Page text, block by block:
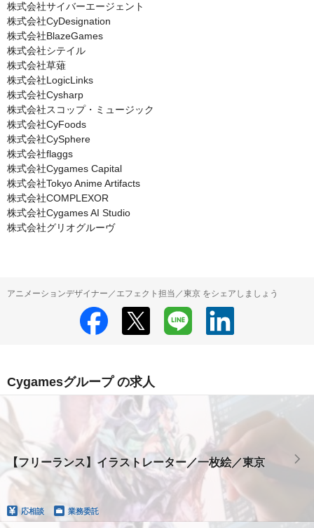
株式会社サイバーエージェント
株式会社CyDesignation
株式会社BlazeGames
株式会社シテイル
株式会社草薙
株式会社LogicLinks
株式会社Cysharp
株式会社スコップ・ミュージック
株式会社CyFoods
株式会社CySphere
株式会社flaggs
株式会社Cygames Capital
株式会社Tokyo Anime Artifacts
株式会社COMPLEXOR
株式会社Cygames AI Studio
株式会社グリオグルーヴ
アニメーションデザイナー／エフェクト担当／東京 をシェアしましょう
Cygamesグループ の求人
【フリーランス】イラストレーター／一枚絵／東京
応相談 業務委託